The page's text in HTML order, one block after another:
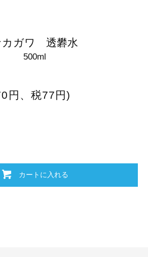
カガワ 透礬水
500ml
円、税77円)
カートに入れる